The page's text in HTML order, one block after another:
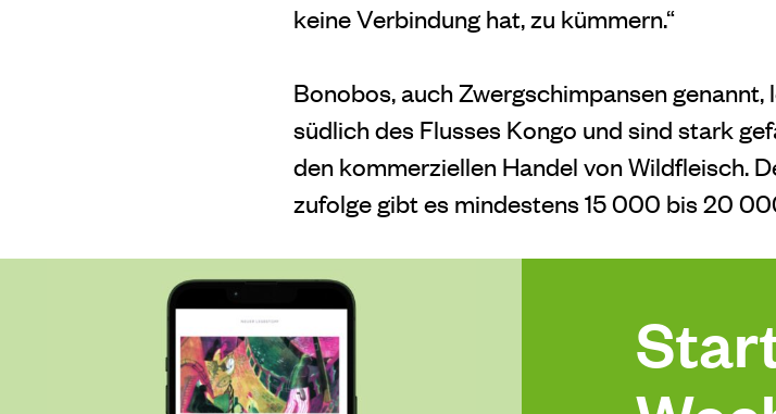
keine Verbindung hat, zu kümmern.“
Bonobos, auch Zwergschimpansen
südlich des Flusses Kongo und sind stark
den kommerziellen Handel von Wildfleisch.
zufolge gibt es mindestens 15 000 bis 20